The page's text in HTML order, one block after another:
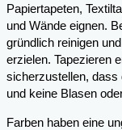
Papiertapeten,
und Wände eignen.
gründlich reinigen
erzielen. Tapezieren
sicherzustellen, dass
und keine Blasen
Farben haben eine